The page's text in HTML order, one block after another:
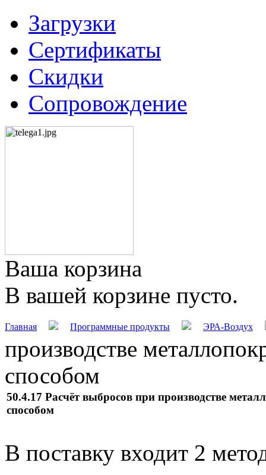
Загрузки
Сертификаты
Скидки
Сопровождение
Ваша корзина
В вашей корзине пусто.
Главная Программные продукты ЭРА-Воздух
производстве
способом
50.4.17 Расчёт выбросов при производстве
способом
В поставку входит 2